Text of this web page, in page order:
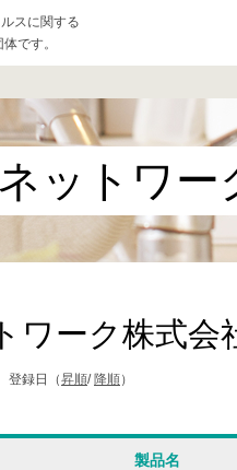
スに関する
です。
ネットワ
ワーク株式会
登録日（昇順/ 降順）
製品名